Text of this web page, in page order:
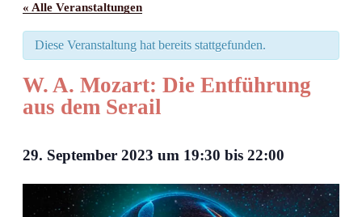
« Alle Veranstaltungen
Diese Veranstaltung hat bereits stattgefunden.
W. A. Mozart: Die Entführung
aus dem Serail
29. September 2023 um 19:30 bis 22:00